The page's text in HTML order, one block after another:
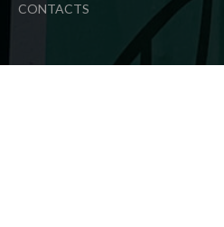
CONTACTS